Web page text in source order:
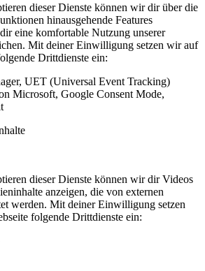
dieser Dienste können wir dir über die
hinausgehende Features
eine komfortable Nutzung unserer
Mit deiner Einwilligung setzen wir auf
Drittdienste ein:
UET (Universal Event Tracking)
Microsoft, Google Consent Mode,
dieser Dienste können wir dir Videos
anzeigen, die von externen
werden. Mit deiner Einwilligung setzen
folgende Drittdienste ein: